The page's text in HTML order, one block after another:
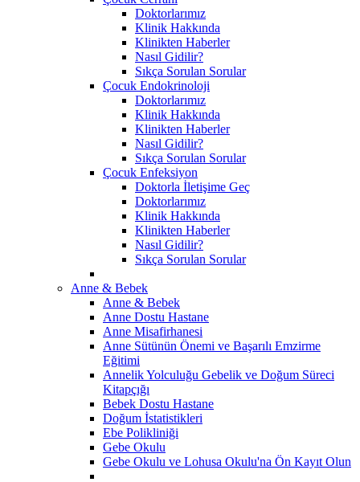
Doktorlarımız
Klinik Hakkında
Klinikten Haberler
Nasıl Gidilir?
Sıkça Sorulan Sorular
Çocuk Endokrinoloji
Doktorlarımız
Klinik Hakkında
Klinikten Haberler
Nasıl Gidilir?
Sıkça Sorulan Sorular
Çocuk Enfeksiyon
Doktorla İletişime Geç
Doktorlarımız
Klinik Hakkında
Klinikten Haberler
Nasıl Gidilir?
Sıkça Sorulan Sorular
Anne & Bebek
Anne & Bebek
Anne Dostu Hastane
Anne Misafirhanesi
Anne Sütünün Önemi ve Başarılı Emzirme
Eğitimi
Annelik Yolculuğu Gebelik ve Doğum Süreci
Kitapçığı
Bebek Dostu Hastane
Doğum İstatistikleri
Ebe Polikliniği
Gebe Okulu
Gebe Okulu ve Lohusa Okulu'na Ön Kayıt Olun